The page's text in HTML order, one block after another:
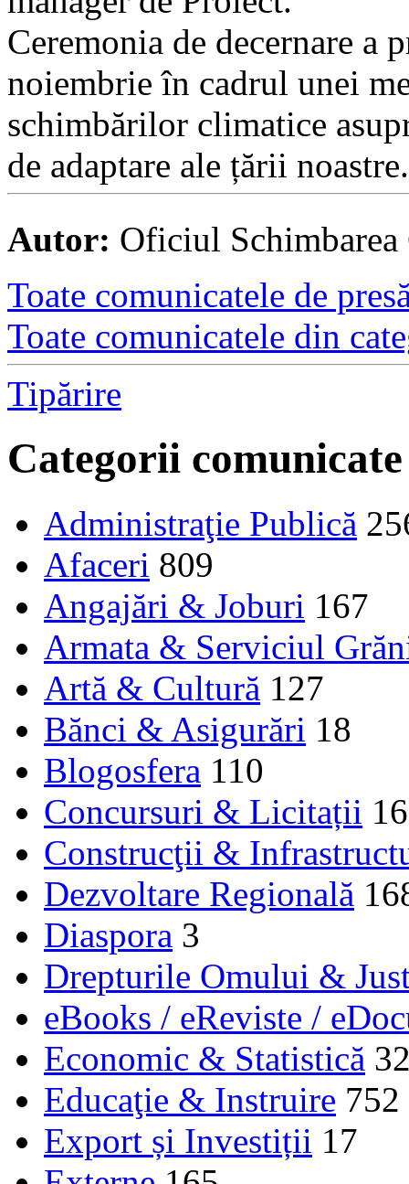
Ceremonia de decernare a
noiembrie în cadrul unei
schimbărilor climatice
de adaptare ale țării noastre.
Autor: Oficiul
Toate comunicatele de
Toate comunicatele din
Tipărire
Categorii comunicate
Administraţie Publică
Afaceri 809
Angajări & Joburi 167
Armata & Serviciul
Artă & Cultură 127
Bănci & Asigurări 18
Blogosfera 110
Concursuri & Licitații 16
Construcţii &
Dezvoltare Regională
Diaspora 3
Drepturile Omului &
eBooks / eReviste /
Economic & Statistică
Educaţie & Instruire 752
Export și Investiții 17